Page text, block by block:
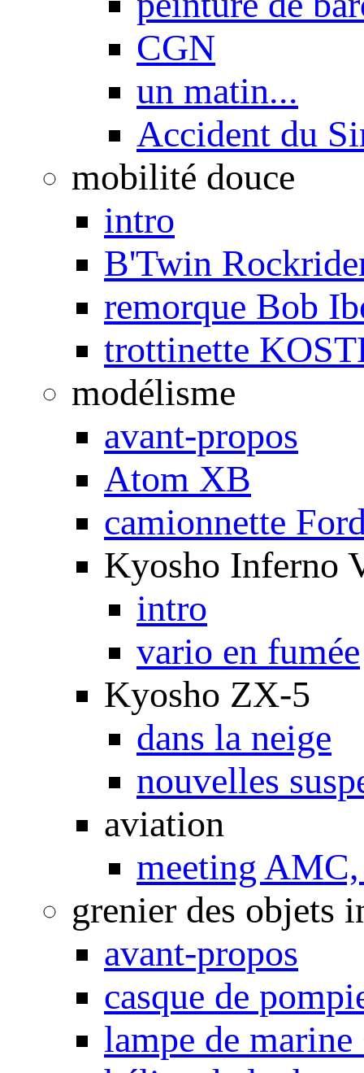
CGN
un matin...
Accident du
mobilité douce
intro
B'Twin
remorque Bob
trottinette
modélisme
avant-propos
Atom XB
camionnette
Kyosho Inferno
intro
vario en fumée
Kyosho ZX-5
dans la neige
nouvelles
aviation
meeting
grenier des objets
avant-propos
casque de
lampe de